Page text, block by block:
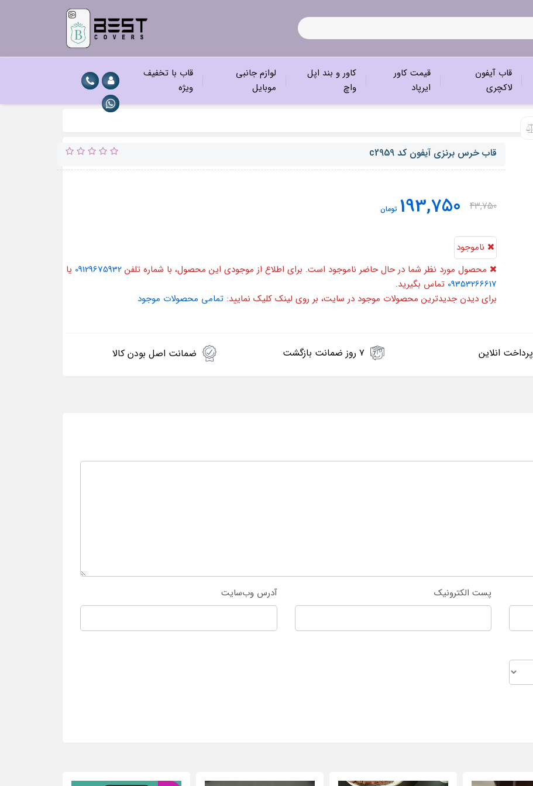
قاب آیفون
لاکچری
قیمت کاور
ایرپاد
کاور و بند اپل
واچ
لوازم جانبی
موبایل
قاب با تخفیف
ویژه
قاب خرس برنزی آیفون کد c2959
43,750
193,750 تومان
ناموجود
محصول مورد نظر شما در حال حاضر ناموجود است. برای اطلاع از موجودی این محصول، با شماره تلفن09129675932 یا
09353266617 تماس بگیرید.
برای دیدن جدیدترین محصولات موجود در سایت، بر روی لینک کلیک نمایید:تمامی محصولات موجود
پرداخت انلاین ۷ روز ضمانت بازگشت ضمانت اصل بودن کالا
پست الکترونیک آدرس وب‌سایت